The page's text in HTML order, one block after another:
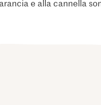
e alla cannella